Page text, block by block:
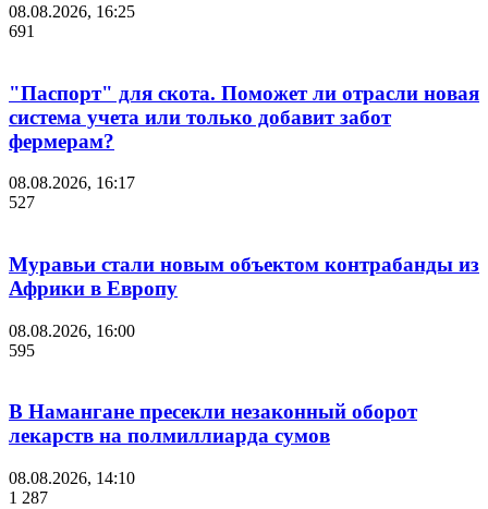
08.08.2026, 16:25
691
"Паспорт" для скота. Поможет ли отрасли новая
система учета или только добавит забот
фермерам?
08.08.2026, 16:17
527
Муравьи стали новым объектом контрабанды из
Африки в Европу
08.08.2026, 16:00
595
В Намангане пресекли незаконный оборот
лекарств на полмиллиарда сумов
08.08.2026, 14:10
1 287